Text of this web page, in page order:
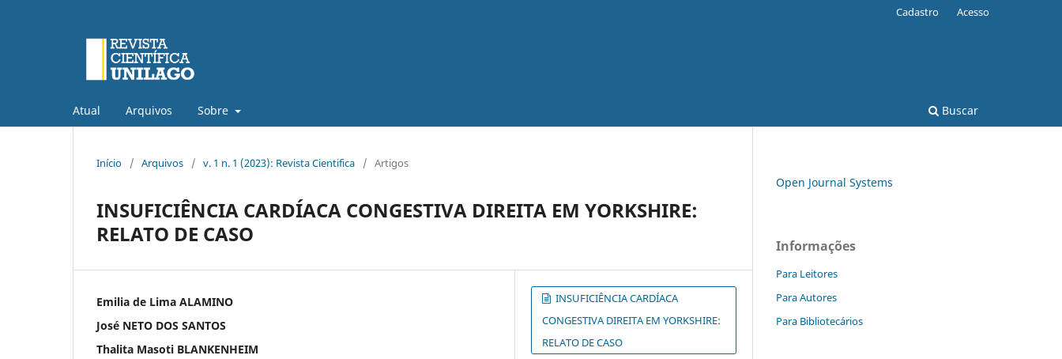
Atual Arquivos Sobre Buscar
Cadastro Acesso
Início / Arquivos / v. 1 n. 1 (2023): Revista Cientifica / Artigos
INSUFICIÊNCIA CARDÍACA CONGESTIVA DIREITA EM YORKSHIRE:
RELATO DE CASO
Emilia de Lima ALAMINO
José NETO DOS SANTOS
Thalita Masoti BLANKENHEIM
INSUFICIÊNCIA CARDÍACA
CONGESTIVA DIREITA EM YORKSHIRE:
RELATO DE CASO
Open Journal Systems
Informações
Para Leitores
Para Autores
Para Bibliotecários